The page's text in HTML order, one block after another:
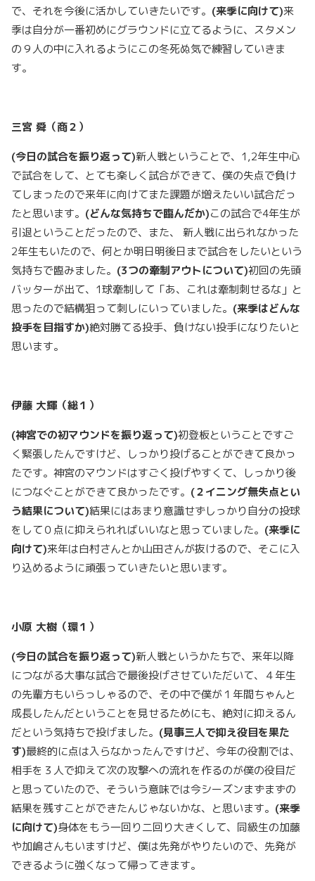
で、それを今後に活かしていきたいです。 (来季に向けて)来
季は自分が一番初めにグラウンドに立てるように、スタメン
の９人の中に入れるようにこの冬死ぬ気で練習していきま
す。
三宮 舜（商２）
(今日の試合を振り返って)新人戦ということで、1,2年生中心
で試合をして、とても楽しく試合ができて、僕の失点で負け
てしまったので来年に向けてまた課題が増えたいい試合だっ
たと思います。 (どんな気持ちで臨んだか)この試合で4年生が
引退ということだったので、また、 新人戦に出られなかった
2年生もいたので、何とか明日明後日まで試合をしたいという
気持ちで臨みました。 (3つの牽制アウトについて)初回の先頭
バッターが出て、1球牽制して「あ、これは牽制刺せるな」と
思ったので結構狙って刺しにいっていました。 (来季はどんな
投手を目指すか)絶対勝てる投手、負けない投手になりたいと
思います。
伊藤 大輝（総１）
(神宮での初マウンドを振り返って)初登板ということですご
く緊張したんですけど、しっかり投げることができて良かっ
たです。神宮のマウンドはすごく投げやすくて、しっかり後
につなぐことができて良かったです。 (２イニング無失点とい
う結果について)結果にはあまり意識せずしっかり自分の投球
をして０点に抑えられればいいなと思っていました。 (来季に
向けて)来年は白村さんとか山田さんが抜けるので、そこに入
り込めるように頑張っていきたいと思います。
小原 大樹（環１）
(今日の試合を振り返って)新人戦というかたちで、来年以降
につながる大事な試合で最後投げさせていただいて、４年生
の先輩方もいらっしゃるので、その中で僕が１年間ちゃんと
成長したんだということを見せるためにも、絶対に抑えるん
だという気持ちで投げました。 (見事三人で抑え役目を果た
す)最終的に点は入らなかったんですけど、今年の役割では、
相手を３人で抑えて次の攻撃への流れを作るのが僕の役目だ
と思っていたので、そういう意味では今シーズンまずまずの
結果を残すことができたんじゃないかな、と思います。 (来季
に向けて)身体をもう一回り二回り大きくして、同級生の加藤
や加嶋さんもいますけど、僕は先発がやりたいので、先発が
できるように強くなって帰ってきます。